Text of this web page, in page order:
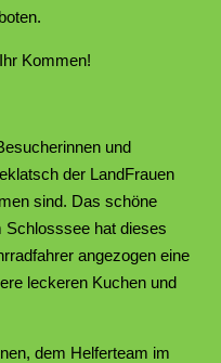
Kommen!
und
der LandFrauen
sind. Das schöne
Schlosssee hat dieses
angezogen eine
leckeren Kuchen und
dem Helferteam im